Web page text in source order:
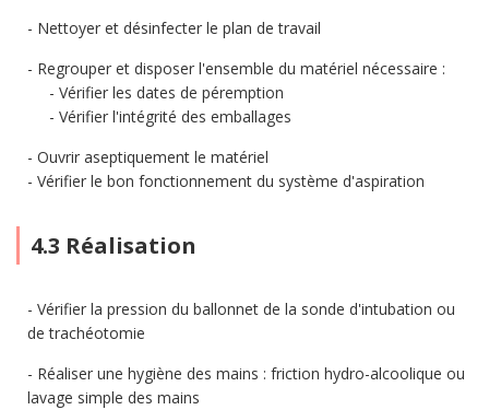
Nettoyer et désinfecter le plan de travail
Regrouper et disposer l'ensemble du matériel nécessaire :
Vérifier les dates de péremption
Vérifier l'intégrité des emballages
Ouvrir aseptiquement le matériel
Vérifier le bon fonctionnement du système d'aspiration
4.3 Réalisation
Vérifier la pression du ballonnet de la sonde d'intubation ou
de trachéotomie
Réaliser une hygiène des mains : friction hydro-alcoolique ou
lavage simple des mains